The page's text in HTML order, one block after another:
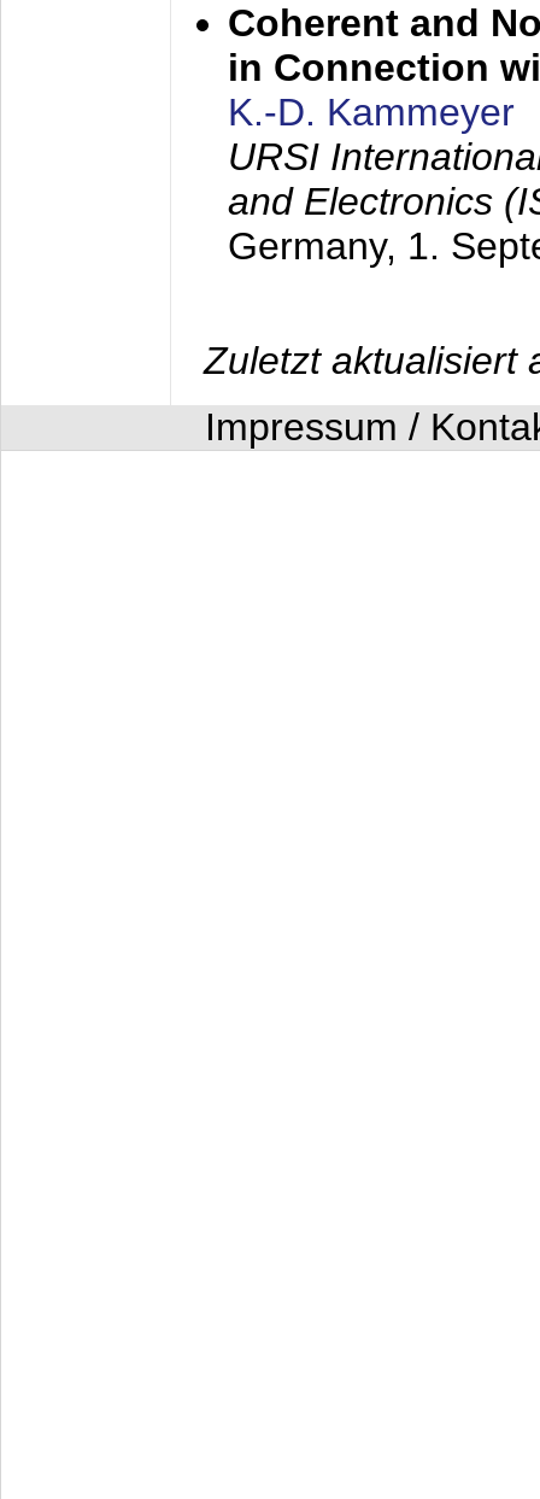
Coherent and
in Connection
K.-D. Kammeyer
URSI
and Electronics
Germany, 1.
Zuletzt aktualisiert
Impressum /